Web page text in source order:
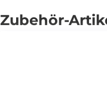
Zubehör-